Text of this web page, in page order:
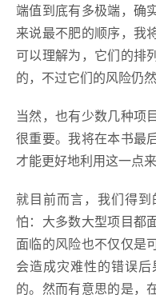
端值到底有多极端，确
来说最不肥的顺序，我
可以理解为，它们的排
的，不过它们的风险仍然
当然，也有少数几种项
很重要。我将在本书最
才能更好地利用这一点来
就目前而言，我们得
怕：大多数大型项目都
面临的风险也不仅仅是
会造成灾难性的错误
的。然而有意思的是，